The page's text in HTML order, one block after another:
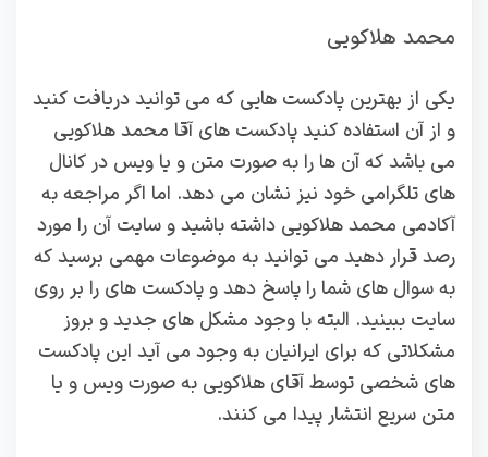
محمد هلاکویی
یکی از بهترین پادکست هایی که می توانید دریافت کنید
و از آن استفاده کنید پادکست های آقا محمد هلاکویی
می باشد که آن ها را به صورت متن و یا ویس در کانال
های تلگرامی خود نیز نشان می دهد. اما اگر مراجعه به
آکادمی محمد هلاکویی داشته باشید و سایت آن را مورد
رصد قرار دهید می توانید به موضوعات مهمی برسید که
به سوال‌ های شما را پاسخ دهد و پادکست های را بر روی
سایت ببینید. البته با وجود مشکل های جدید و بروز
مشکلاتی که برای ایرانیان به وجود می‌ آید این پادکست‌
های شخصی توسط آقای هلاکویی به صورت ویس و یا
متن سریع انتشار پیدا می‌ کنند.